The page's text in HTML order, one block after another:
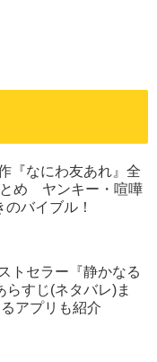
『なにわ友あれ』全
め ヤンキー・喧嘩
バイブル！
トセラー『静かなる
らすじ(ネタバレ)ま
アプリも紹介